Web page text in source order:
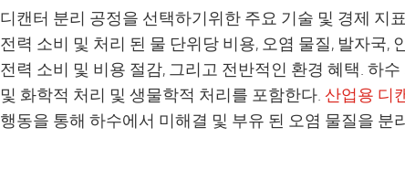
디캔터 분리 공정을 선택하기위한 주요 기술 및 경제 지
전력 소비 및 처리 된 물 단위당 비용, 오염 물질, 발자국,
전력 소비 및 비용 절감, 그리고 전반적인 환경 혜택. 하
및 화학적 처리 및 생물학적 처리를 포함한다. 산업용 디
행동을 통해 하수에서 미해결 및 부유 된 오염 물질을 분